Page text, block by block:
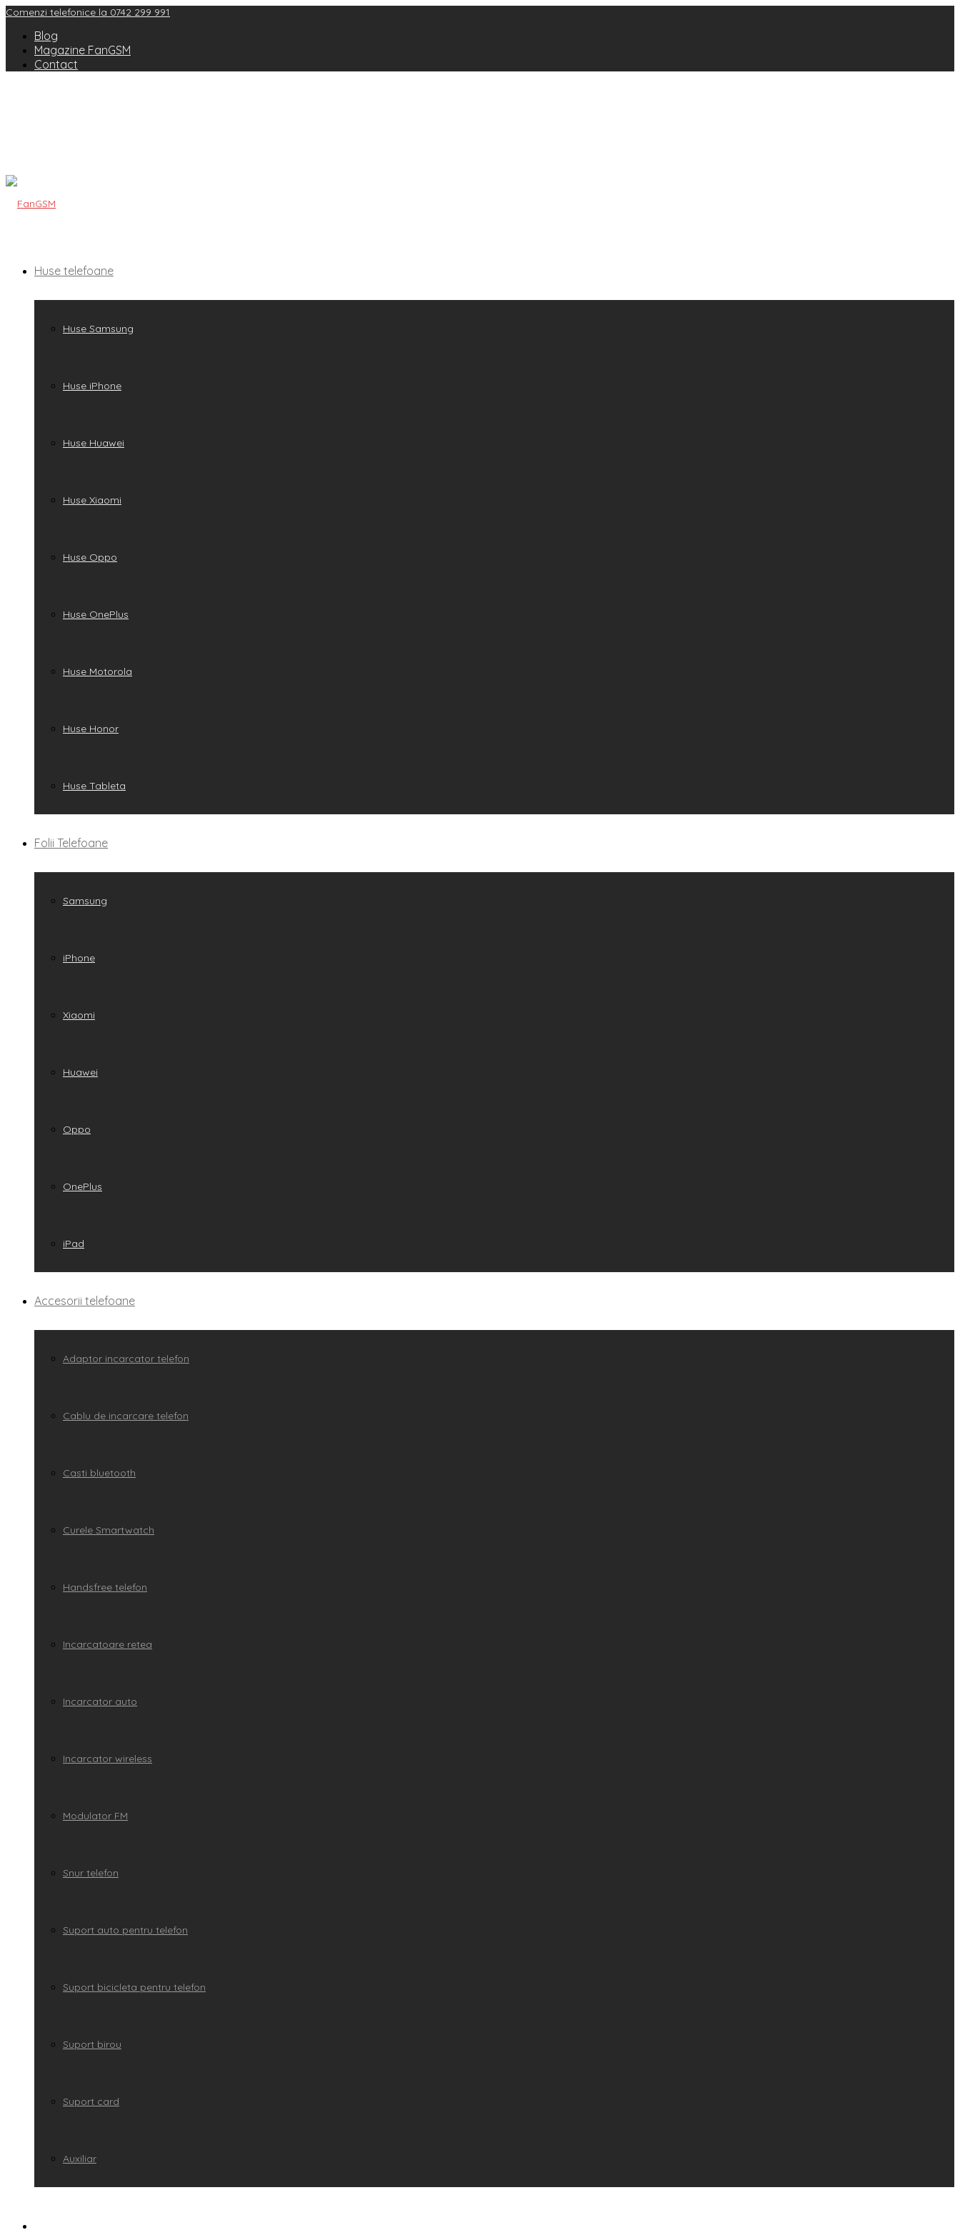
Comenzi telefonice la 0742 299 991
Blog
Magazine FanGSM
Contact
Huse telefoane
Huse Samsung
Huse iPhone
Huse Huawei
Huse Xiaomi
Huse Oppo
Huse OnePlus
Huse Motorola
Huse Honor
Huse Tableta
Folii Telefoane
Samsung
iPhone
Xiaomi
Huawei
Oppo
OnePlus
iPad
Accesorii telefoane
Adaptor incarcator telefon
Cablu de incarcare telefon
Casti bluetooth
Curele Smartwatch
Handsfree telefon
Incarcatoare retea
Incarcator auto
Incarcator wireless
Modulator FM
Snur telefon
Suport auto pentru telefon
Suport bicicleta pentru telefon
Suport birou
Suport card
Auxiliar